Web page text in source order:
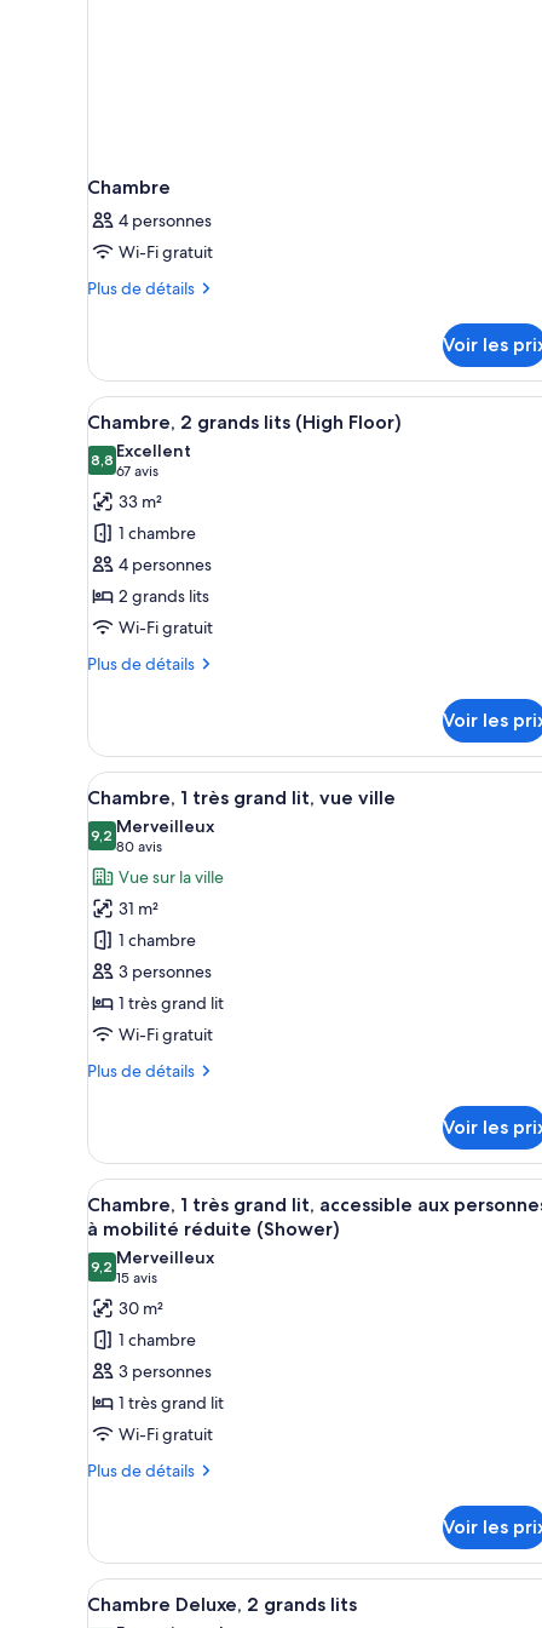
Chambre
4 personnes
Wi-Fi gratuit
Plus de détails
Plus
le
type
de
chambre
Chambre
Voir les
Afficher
toutes
les
photos
pour
ce
type
de
chambre :
Chambre,
lits
(High
Floor)
Un bureau d’hôtel équipé
2
Chambre, 2 grands lits (High Floor)
8,88,8 sur 10
Excellent
67 avis
(67 avis)
33 m²
1 chambre
4 personnes
2 grands lits
Wi-Fi gratuit
Plus de détails
Plus
le
type
de
chambre
Chambre,
grands
lits
(High
Floor)
Voir les
Afficher
toutes
les
photos
pour
ce
type
de
chambre :
Chambre,
1
lit,
vue
ville
Une vue sur un paysage
5
Chambre, 1 très grand lit, vue ville
9,29,2 sur 10
Merveilleux
80 avis
(80 avis)
Vue sur la ville
31 m²
1 chambre
3 personnes
1 très grand lit
Wi-Fi gratuit
Plus de détails
Plus
le
type
de
chambre
1
très
grand
lit,
vue
ville
Voir les
Afficher
toutes
les
photos
pour
ce
type
de
chambre :
Chambre,
1
lit,
accessible
aux
Une chambre d’hôtel
6
Chambre, 1 très grand lit, accessible aux
à mobilité réduite (Shower)
9,29,2 sur 10
Merveilleux
15 avis
(15 avis)
30 m²
1 chambre
3 personnes
1 très grand lit
Wi-Fi gratuit
Plus de détails
Plus
le
type
de
chambre
Voir les
Afficher
toutes
Une chambre d’hôtel
4
Chambre Deluxe, 2 grands lits